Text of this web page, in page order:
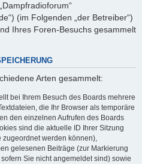
(im Folgenden „der Betreiber“)
Ihres Foren-Besuchs gesammelt
Arten gesammelt:
bei Ihrem Besuch des Boards mehrere
die Ihr Browser als temporäre
den einzelnen Aufrufen des Boards
sind die aktuelle ID Ihrer Sitzung
werden können),
gelesenen Beiträge (zur Markierung
Sie nicht angemeldet sind) sowie